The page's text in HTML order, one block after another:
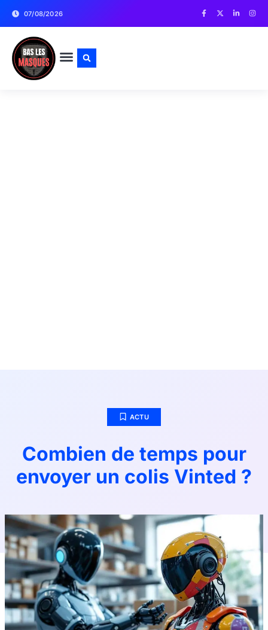
07/08/2026
ACTU
Combien de temps pour
envoyer un colis Vinted​ ?